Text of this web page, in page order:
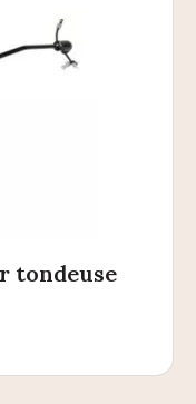
tondeuse